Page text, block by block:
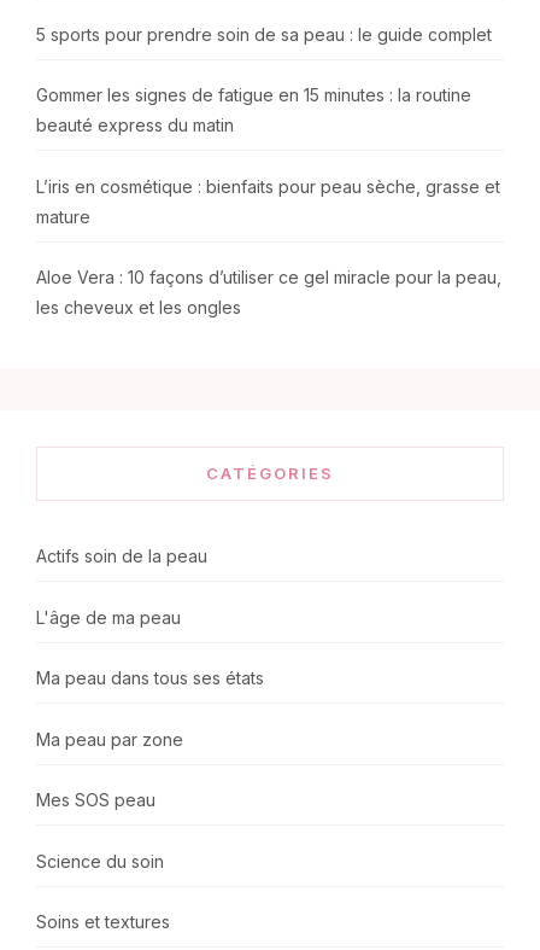
5 sports pour prendre soin de sa peau : le guide complet
Gommer les signes de fatigue en 15 minutes : la routine
beauté express du matin
L’iris en cosmétique : bienfaits pour peau sèche, grasse et
mature
Aloe Vera : 10 façons d’utiliser ce gel miracle pour la peau,
les cheveux et les ongles
CATÉGORIES
Actifs soin de la peau
L'âge de ma peau
Ma peau dans tous ses états
Ma peau par zone
Mes SOS peau
Science du soin
Soins et textures